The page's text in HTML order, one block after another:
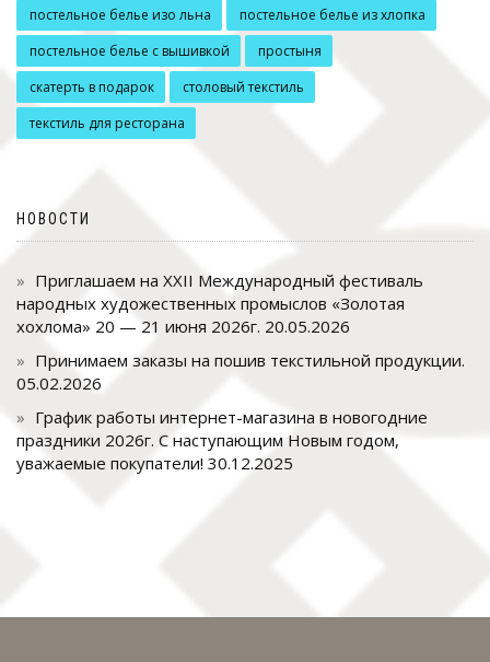
постельное белье изо льна
постельное белье из хлопка
постельное белье с вышивкой
простыня
скатерть в подарок
столовый текстиль
текстиль для ресторана
НОВОСТИ
Приглашаем на XXII Международный фестиваль
народных художественных промыслов «Золотая
хохлома» 20 — 21 июня 2026г. 20.05.2026
Принимаем заказы на пошив текстильной продукции.
05.02.2026
График работы интернет-магазина в новогодние
праздники 2026г. С наступающим Новым годом,
уважаемые покупатели! 30.12.2025